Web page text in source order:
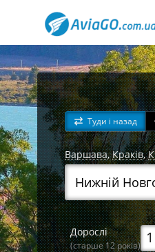
Туди і назад
Варшава,Краків,
Дорослі
(старше 12 років)